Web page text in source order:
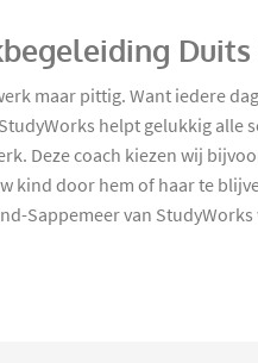
maar pittig. Want iedere
helpt gelukkig
Deze coach kiezen wij
kind door hem of haar te
Sappemeer van